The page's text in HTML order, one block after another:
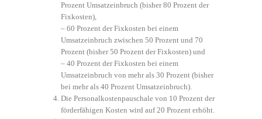
Prozent Umsatzeinbruch (bisher 80 Prozent der
Fixkosten),
– 60 Prozent der Fixkosten bei einem
Umsatzeinbruch zwischen 50 Prozent und 70
Prozent (bisher 50 Prozent der Fixkosten) und
– 40 Prozent der Fixkosten bei einem
Umsatzeinbruch von mehr als 30 Prozent (bisher
bei mehr als 40 Prozent Umsatzeinbruch).
Die Personalkostenpauschale von 10 Prozent der
förderfähigen Kosten wird auf 20 Prozent erhöht.